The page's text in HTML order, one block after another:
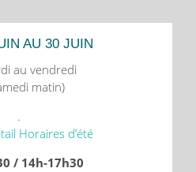
AU 30 JUIN
au vendredi
matin)
.
Horaires d’été
/ 14h-17h30